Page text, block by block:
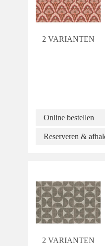
2 VARIANTEN
Online bestellen
Reserveren &
2 VARIANTEN